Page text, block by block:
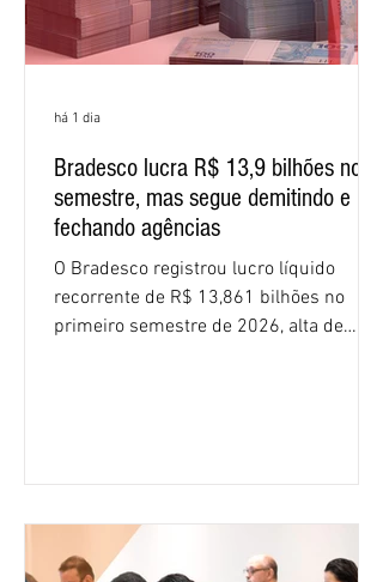
Bradesco lucra R$ 13,9 bilhões no
semestre, mas segue demitindo e
fechando agências
O Bradesco registrou lucro líquido
recorrente de R$ 13,861 bilhões no
primeiro semestre de 2026, alta de
1,4 ponto percentual em 12 meses. O
crescimento de 16,2% foi o maior entre
há 1 dia